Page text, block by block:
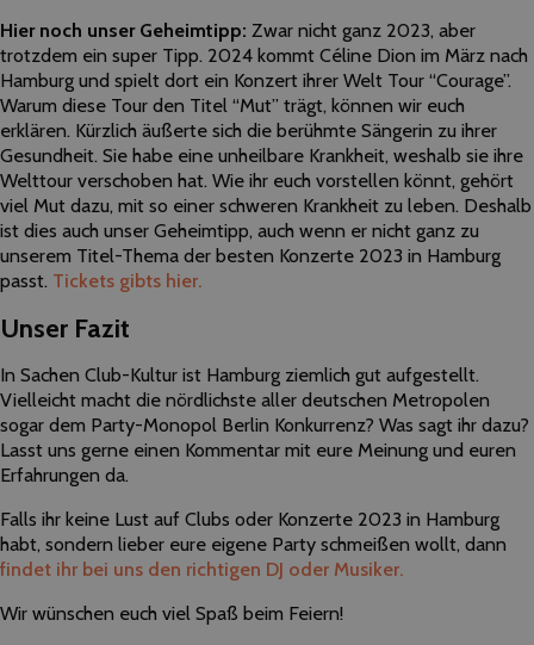
Hier noch unser Geheimtipp: Zwar nicht ganz 2023, aber
trotzdem ein super Tipp. 2024 kommt Céline Dion im März nach
Hamburg und spielt dort ein Konzert ihrer Welt Tour “Courage”.
Warum diese Tour den Titel “Mut” trägt, können wir euch
erklären. Kürzlich äußerte sich die berühmte Sängerin zu ihrer
Gesundheit. Sie habe eine unheilbare Krankheit, weshalb sie ihre
Welttour verschoben hat. Wie ihr euch vorstellen könnt, gehört
viel Mut dazu, mit so einer schweren Krankheit zu leben. Deshalb
ist dies auch unser Geheimtipp, auch wenn er nicht ganz zu
unserem Titel-Thema der besten Konzerte 2023 in Hamburg
passt. Tickets gibts hier.
Unser Fazit
In Sachen Club-Kultur ist Hamburg ziemlich gut aufgestellt.
Vielleicht macht die nördlichste aller deutschen Metropolen
sogar dem Party-Monopol Berlin Konkurrenz? Was sagt ihr dazu?
Lasst uns gerne einen Kommentar mit eure Meinung und euren
Erfahrungen da.
Falls ihr keine Lust auf Clubs oder Konzerte 2023 in Hamburg
habt, sondern lieber eure eigene Party schmeißen wollt, dann
findet ihr bei uns den richtigen DJ oder Musiker.
Wir wünschen euch viel Spaß beim Feiern!